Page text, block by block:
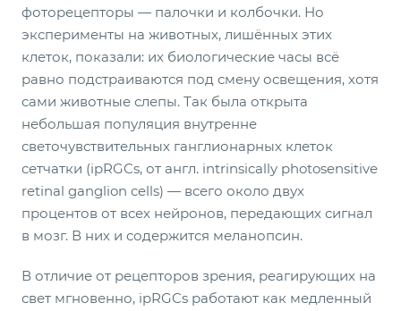
фоторецепторы — палочки и колбочки. Но
эксперименты на животных, лишённых этих
клеток, показали: их биологические часы всё
равно подстраиваются под смену освещения, хотя
сами животные слепы. Так была открыта
небольшая популяция внутренне
светочувствительных ганглионарных клеток
сетчатки (ipRGCs, от англ. intrinsically photosensitive
retinal ganglion cells) — всего около двух
процентов от всех нейронов, передающих сигнал
в мозг. В них и содержится меланопсин.
В отличие от рецепторов зрения, реагирующих на
свет мгновенно, ipRGCs работают как медленный